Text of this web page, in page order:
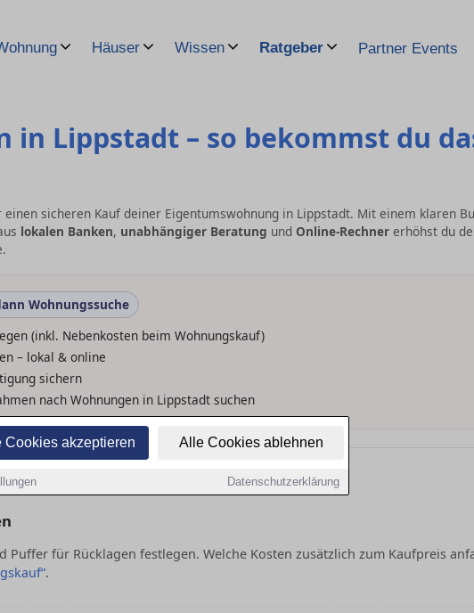
Cookies akzeptieren Alle Cookies ablehnen
Datenschutzerklärung
Häuser Wissen Ratgeber Partner Events
in Lippstadt – so bekommst du
sicheren Kauf deiner Eigentumswohnung in Lippstadt. Mit einem klaren
lokalen Banken, unabhängiger Beratung und Online-Rechner erhöhst du
Wohnungssuche
(inkl. Nebenkosten beim Wohnungskauf)
– lokal & online
sichern
nach Wohnungen in Lippstadt suchen
für die Wohnung
Puffer für Rücklagen festlegen. Welche Kosten zusätzlich zum Kaufpreis
.